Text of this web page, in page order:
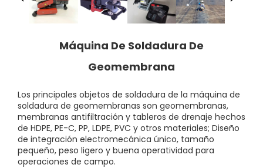
Máquina De Soldadura De
Geomembrana
Los principales objetos de soldadura de la máquina de
soldadura de geomembranas son geomembranas,
membranas antifiltración y tableros de drenaje hechos
de HDPE, PE-C, PP, LDPE, PVC y otros materiales; Diseño
de integración electromecánica único, tamaño
pequeño, peso ligero y buena operatividad para
operaciones de campo.